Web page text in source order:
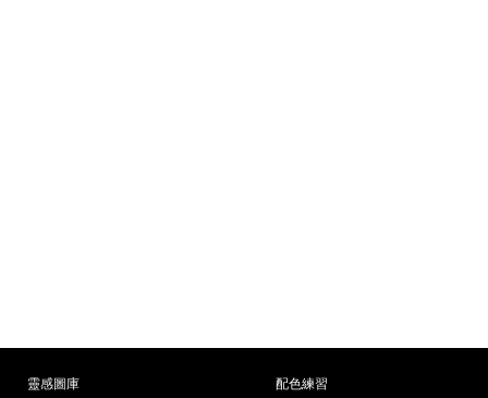
靈感圖庫
配色練習